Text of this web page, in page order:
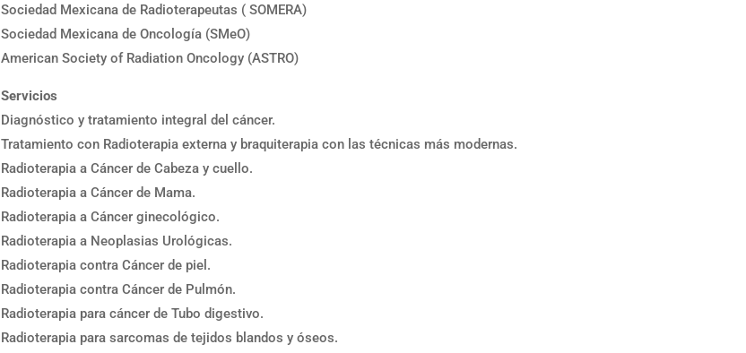
Sociedad Mexicana de Radioterapeutas ( SOMERA)
Sociedad Mexicana de Oncología (SMeO)
American Society of Radiation Oncology (ASTRO)
Servicios
Diagnóstico y tratamiento integral del cáncer.
Tratamiento con Radioterapia externa y braquiterapia con las técnicas más modernas.
Radioterapia a Cáncer de Cabeza y cuello.
Radioterapia a Cáncer de Mama.
Radioterapia a Cáncer ginecológico.
Radioterapia a Neoplasias Urológicas.
Radioterapia contra Cáncer de piel.
Radioterapia contra Cáncer de Pulmón.
Radioterapia para cáncer de Tubo digestivo.
Radioterapia para sarcomas de tejidos blandos y óseos.